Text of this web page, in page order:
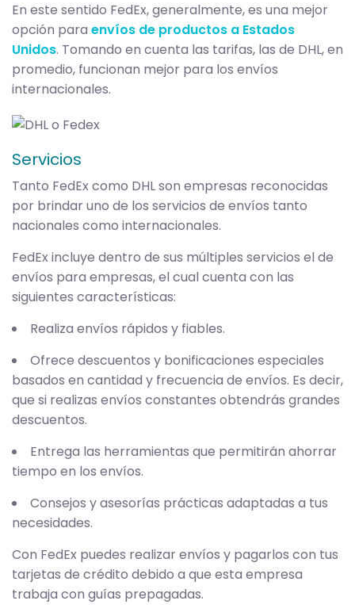
En este sentido FedEx, generalmente, es una mejor
opción para envíos de productos a Estados
Unidos. Tomando en cuenta las tarifas, las de DHL, en
promedio, funcionan mejor para los envíos
internacionales.
Servicios
Tanto FedEx como DHL son empresas reconocidas
por brindar uno de los servicios de envíos tanto
nacionales como internacionales.
FedEx incluye dentro de sus múltiples servicios el de
envíos para empresas, el cual cuenta con las
siguientes características:
Realiza envíos rápidos y fiables.
Ofrece descuentos y bonificaciones especiales
basados en cantidad y frecuencia de envíos. Es decir,
que si realizas envíos constantes obtendrás grandes
descuentos.
Entrega las herramientas que permitirán ahorrar
tiempo en los envíos.
Consejos y asesorías prácticas adaptadas a tus
necesidades.
Con FedEx puedes realizar envíos y pagarlos con tus
tarjetas de crédito debido a que esta empresa
trabaja con guías prepagadas.